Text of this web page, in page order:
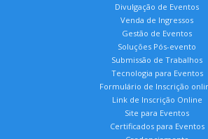
Divulgação de Eventos
Venda de Ingressos
Gestão de Eventos
Soluções Pós-evento
Submissão de Trabalhos
Tecnologia para Eventos
Formulário de Inscrição
Link de Inscrição Online
Site para Eventos
Certificados para Eventos